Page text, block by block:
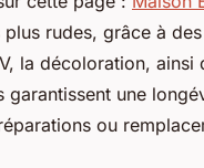
rudes, grâce à
la décoloration, ainsi
garantissent une
ou